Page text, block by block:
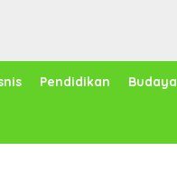
Pendidikan Budaya